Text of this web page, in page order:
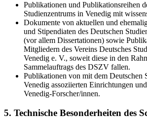
Publikationen und Publikationsreihen
Studienzentrums in Venedig mit
Dokumente von aktuellen und
und Stipendiaten des Deutschen
(vor allem Dissertationen) sowie
Mitgliedern des Vereins Deutsches
Venedig e. V., soweit diese in den
Sammelauftrags des DSZV fallen.
Publikationen von mit dem Deutschen
Venedig assoziierten Einrichtungen
Venedig-Forscher/innen.
5. Technische Besonderheiten des